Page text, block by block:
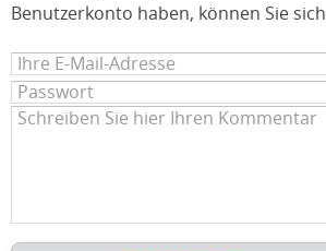
Benutzerkonto haben, können Sie sich